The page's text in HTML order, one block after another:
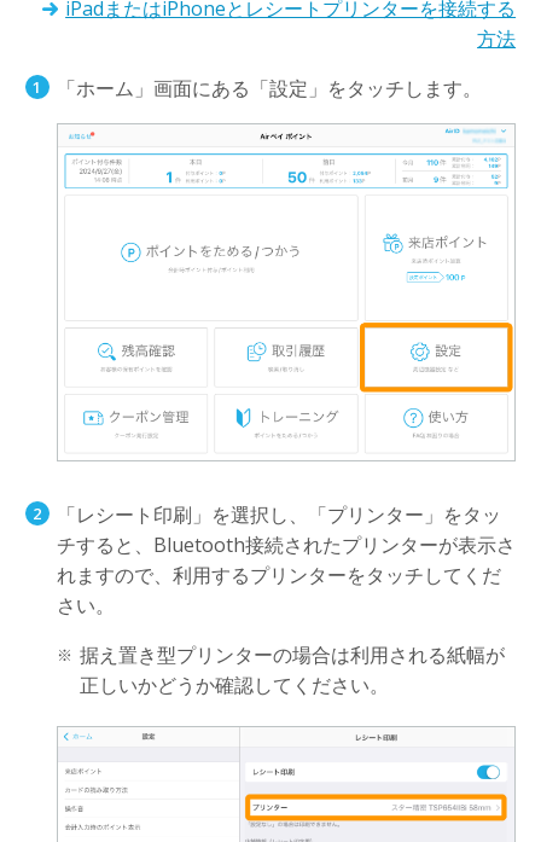
iPadまたはiPhoneとレシートプリンターを接続する
方法
「ホーム」画面にある「設定」をタッチします。
「レシート印刷」を選択し、「プリンター」をタッ
チすると、Bluetooth接続されたプリンターが表示さ
れますので、利用するプリンターをタッチしてくだ
さい。
据え置き型プリンターの場合は利用される紙幅が
正しいかどうか確認してください。